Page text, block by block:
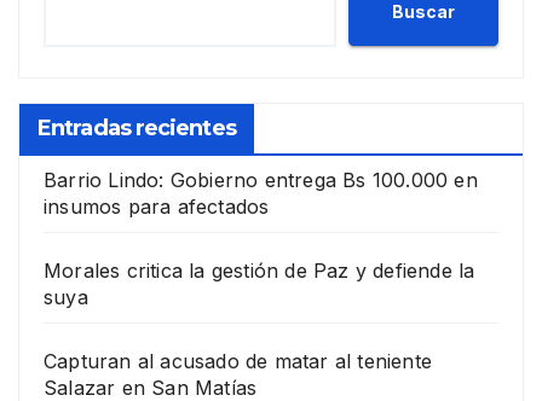
Buscar
Entradas recientes
Barrio Lindo: Gobierno entrega Bs 100.000 en
insumos para afectados
Morales critica la gestión de Paz y defiende la
suya
Capturan al acusado de matar al teniente
Salazar en San Matías